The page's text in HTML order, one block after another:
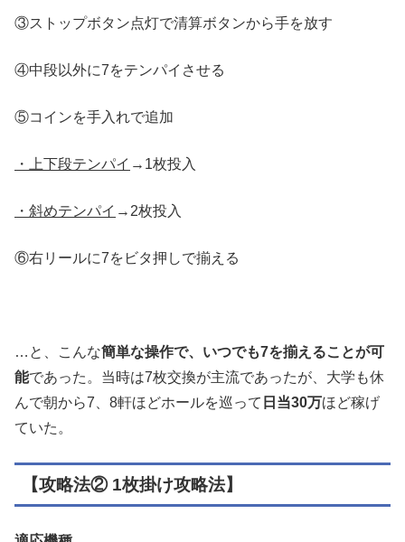
③ストップボタン点灯で清算ボタンから手を放す
④中段以外に7をテンパイさせる
⑤コインを手入れで追加
・上下段テンパイ →1枚投入
・斜めテンパイ →2枚投入
⑥右リールに7をビタ押しで揃える
…と、こんな簡単な操作で、いつでも7を揃えることが可
能であった。当時は7枚交換が主流であったが、大学も休
んで朝から7、8軒ほどホールを巡って 日当30万ほど稼げ
ていた。
【攻略法② 1枚掛け攻略法】